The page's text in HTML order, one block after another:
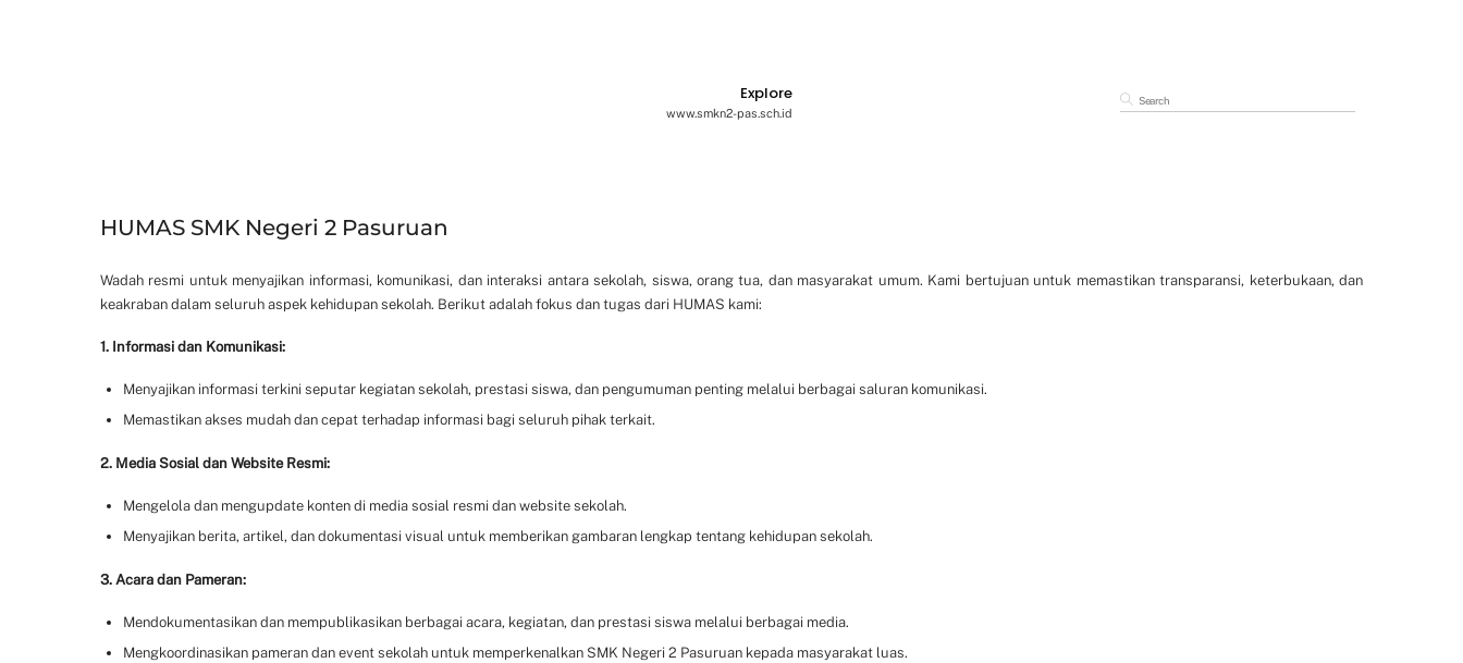
Explore
www.smkn2-pas.sch.id
HUMAS SMK Negeri 2 Pasuruan
Wadah resmi untuk menyajikan informasi, komunikasi, dan interaksi antara sekolah, siswa, orang tua, dan masyarakat umum. Kami bertujuan untuk memastikan transparansi, keterbukaan, dan
keakraban dalam seluruh aspek kehidupan sekolah. Berikut adalah fokus dan tugas dari HUMAS kami:
1. Informasi dan Komunikasi:
Menyajikan informasi terkini seputar kegiatan sekolah, prestasi siswa, dan pengumuman penting melalui berbagai saluran komunikasi.
Memastikan akses mudah dan cepat terhadap informasi bagi seluruh pihak terkait.
2. Media Sosial dan Website Resmi:
Mengelola dan mengupdate konten di media sosial resmi dan website sekolah.
Menyajikan berita, artikel, dan dokumentasi visual untuk memberikan gambaran lengkap tentang kehidupan sekolah.
3. Acara dan Pameran:
Mendokumentasikan dan mempublikasikan berbagai acara, kegiatan, dan prestasi siswa melalui berbagai media.
Mengkoordinasikan pameran dan event sekolah untuk memperkenalkan SMK Negeri 2 Pasuruan kepada masyarakat luas.